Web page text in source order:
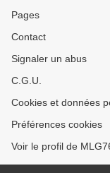
Pages
Contact
Signaler un abus
C.G.U.
Cookies et données
Préférences cookies
Voir le profil de